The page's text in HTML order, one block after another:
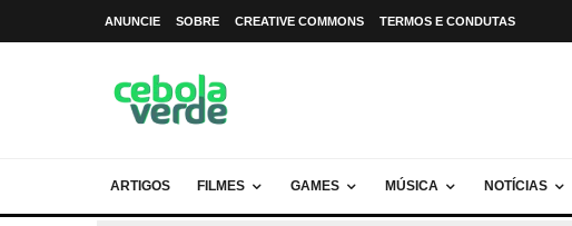
ANUNCIE SOBRE CREATIVE COMMONS TERMOS E CONDUTAS
ARTIGOS FILMES GAMES MÚSICA NOTÍCIAS